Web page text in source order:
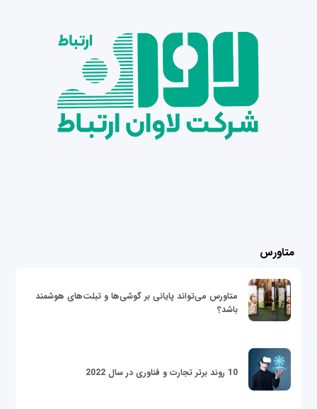
متاورس
متاورس می‌تواند پایانی بر گوشی‌ها و تبلت‌های هوشمند
باشد؟
10 روند برتر تجارت و فناوری در سال 2022